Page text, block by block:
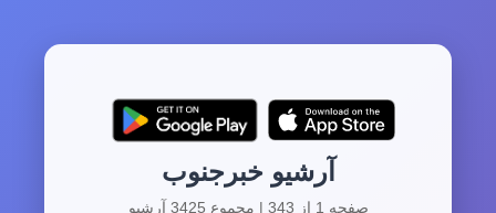
آرشیو خبرجنوب
صفحه 1 از 343 | مجموع 3425 آرشیو